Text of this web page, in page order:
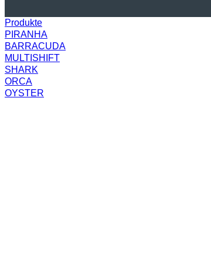
Produkte
PIRANHA
BARRACUDA
MULTISHIFT
SHARK
ORCA
OYSTER